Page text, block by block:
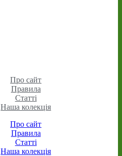
Про сайт
Правила
Статті
Наша колекція
Про сайт
Правила
Статті
Наша колекція